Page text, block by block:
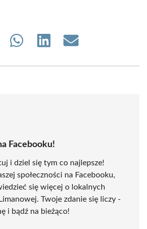
Share
Share
Share
Facebooku!
i dziel się tym co najlepsze!
społeczności na Facebooku,
się więcej o lokalnych
Twoje zdanie się liczy -
i bądź na bieżąco!